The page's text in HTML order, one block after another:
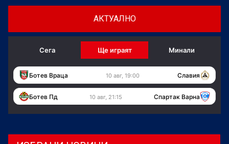
АКТУАЛНО
Сега Ще играят Минали
Ботев Враца 10 авг, 19:00 Славия
Ботев Пд 10 авг, 21:15 Спартак Варна